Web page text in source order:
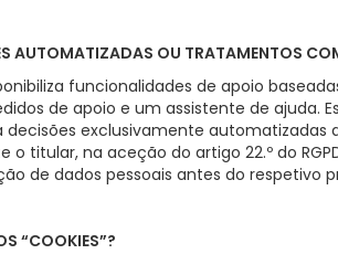
AUTOMATIZADAS OU TRATAMENTOS
funcionalidades de apoio
de apoio e um assistente de
decisões exclusivamente
o titular, na aceção do artigo 22.º do
de dados pessoais antes do respetivo
“COOKIES”?